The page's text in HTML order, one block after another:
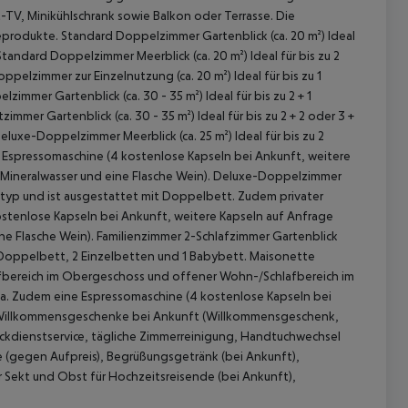
Minikühlschrank sowie Balkon oder Terrasse. Die
Standard Doppelzimmer Gartenblick (ca. 20 m²) Ideal
Doppelzimmer Meerblick (ca. 20 m²) Ideal für bis zu 2
zur Einzelnutzung (ca. 20 m²) Ideal für bis zu 1
Gartenblick (ca. 30 - 35 m²) Ideal für bis zu 2 + 1
Gartenblick (ca. 30 - 35 m²) Ideal für bis zu 2 + 2 oder 3 +
Doppelzimmer Meerblick (ca. 25 m²) Ideal für bis zu 2
(4 kostenlose Kapseln bei Ankunft, weitere
und eine Flasche Wein). Deluxe-Doppelzimmer
und ist ausgestattet mit Doppelbett. Zudem privater
Kapseln bei Ankunft, weitere Kapseln auf Anfrage
Flasche Wein). Familienzimmer 2-Schlafzimmer Gartenblick
2 Einzelbetten und 1 Babybett. Maisonette
im Obergeschoss und offener Wohn-/Schlafbereich im
eine Espressomaschine (4 kostenlose Kapseln bei
bei Ankunft (Willkommensgeschenk,
tägliche Zimmerreinigung, Handtuchwechsel
Aufpreis), Begrüßungsgetränk (bei Ankunft),
Sekt und Obst für Hochzeitsreisende (bei Ankunft),